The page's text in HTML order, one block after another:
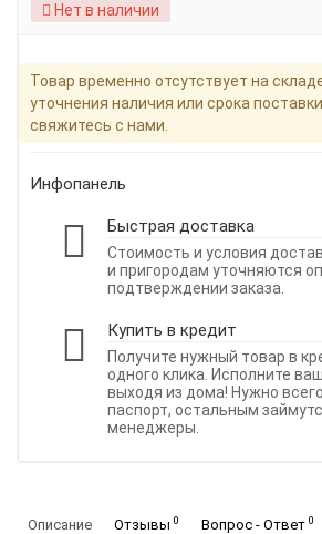
Нет в наличии
Товар временно отсутствует на
уточнения наличия или срока
свяжитесь с нами.
Инфопанель
Быстрая доставка
Стоимость и условия
и пригородам уточняются
подтверждении заказа.
Купить в кредит
Получите нужный товар в
одного клика. Исполните
выходя из дома! Нужно
паспорт, остальным
менеджеры.
Описание Отзывы 0 Вопрос - Ответ 0